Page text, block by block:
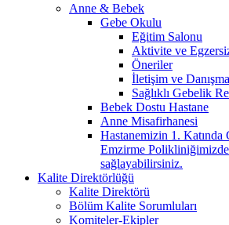
Anne & Bebek
Gebe Okulu
Eğitim Salonu
Aktivite ve
Öneriler
İletişim ve
Sağlıklı Gebelik
Bebek Dostu Hastane
Anne Misafirhanesi
Hastanemizin 1. Katında
Emzirme
sağlayabilirsiniz.
Kalite Direktörlüğü
Kalite Direktörü
Bölüm Kalite Sorumluları
Komiteler-Ekipler